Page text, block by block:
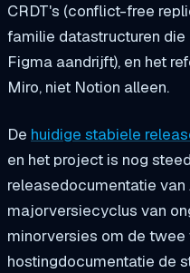
CRDT's (conflict-free
familie datastructuren
Figma aandrijft), en het
Miro, niet Notion alleen.
De huidige stabiele
en het project is nog
releasedocumentatie
majorversiecyclus van
minorversies om de
hostingdocumentatie de